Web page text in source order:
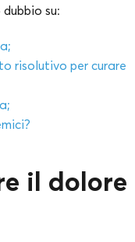
su:
risolutivo per curare
il dolore